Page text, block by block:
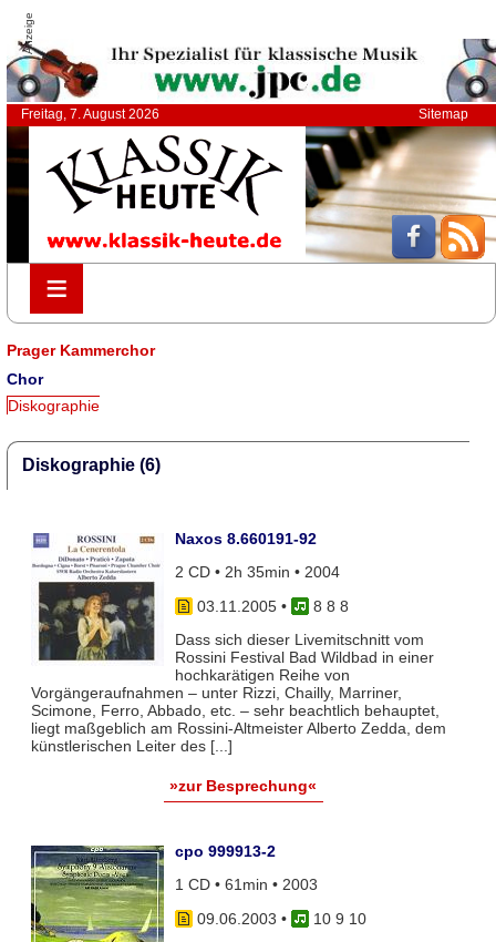
Anzeige
Freitag, 7. August 2026 Sitemap
≡
≡
Prager Kammerchor
Chor
Diskographie
Diskographie (6)
Naxos 8.660191-92
2 CD • 2h 35min • 2004
03.11.2005•
8 8 8
Dass sich dieser Livemitschnitt vom
Rossini Festival Bad Wildbad in einer
hochkarätigen Reihe von
Vorgängeraufnahmen – unter Rizzi, Chailly, Marriner,
Scimone, Ferro, Abbado, etc. – sehr beachtlich behauptet,
liegt maßgeblich am Rossini-Altmeister Alberto Zedda, dem
künstlerischen Leiter des [...]
»zur Besprechung«
cpo 999913-2
1 CD • 61min • 2003
09.06.2003 •
10 9 10